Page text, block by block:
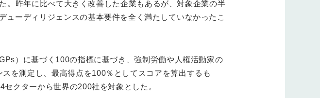
。昨年に比べて大きく改善した企業もあるが、対象企業の半
ーディリジェンスの基本要件を全く満たしていなかったこ
）に基づく100の指標に基づき、強制労働や人権活動家の
を測定し、最高得点を100％としてスコアを算出するも
クターから世界の200社を対象とした。